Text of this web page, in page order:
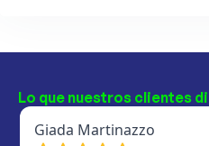
Lo que nuestros clientes